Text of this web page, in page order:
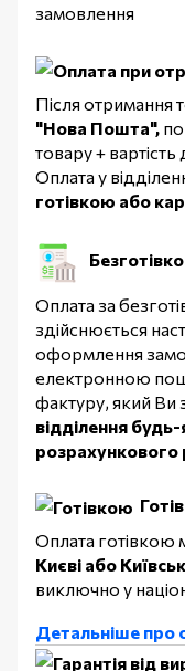
замовлення
Після отримання
"Нова Пошта",
товару + вартість
Оплата у
готівкою або
Оплата за
здійснюється
оформлення
електронною
фактуру, який Ви
відділення
розрахункового
Оплата готівкою
Києві або
виключно у
Детальніше про